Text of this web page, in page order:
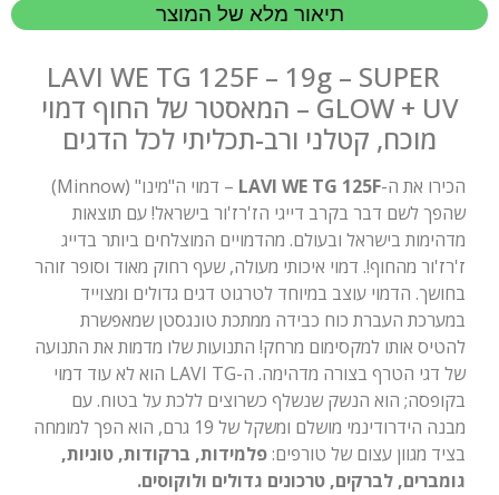
תיאור מלא של המוצר
LAVI WE TG 125F – 19g – SUPER
GLOW + UV – המאסטר של החוף דמוי
מוכח, קטלני ורב-תכליתי לכל הדגים
הכירו את ה-LAVI WE TG 125F
– דמוי ה"מינו" (Minnow)
שהפך לשם דבר בקרב דייגי הז'רז'ור בישראל! עם תוצאות
מדהימות בישראל ובעולם. מהדמויים המוצלחים ביותר בדייג
ז'רז'ור מהחוף!. דמוי איכותי מעולה, שעף רחוק מאוד וסופר זוהר
בחושך. הדמוי עוצב במיוחד לטרגוט דגים גדולים ומצוייד
במערכת העברת כוח כבידה ממתכת טונגסטן שמאפשרת
להטיס אותו למקסימום מרחק! התנועות שלו מדמות את התנועה
של דגי הטרף בצורה מדהימה. ה-LAVI TG הוא לא עוד דמוי
בקופסה; הוא הנשק שנשלף כשרוצים ללכת על בטוח. עם
מבנה הידרודינמי מושלם ומשקל של 19 גרם, הוא הפך למומחה
בציד מגוון עצום של טורפים:פלמידות, ברקודות, טוניות,
גומברים, לברקים, טרכונים גדולים ולוקוסים.